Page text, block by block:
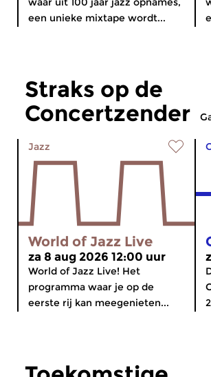
een unieke mixtape wordt...
Straks op de
Concertzender
Jazz
World of Jazz Live
za 8 aug 2026 12:00 uur
World of Jazz Live! Het
programma waar je op de
eerste rij kan meegenieten...